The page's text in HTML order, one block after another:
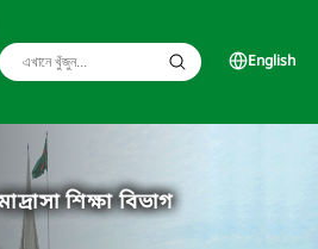
English
শিক্ষা বিভাগ